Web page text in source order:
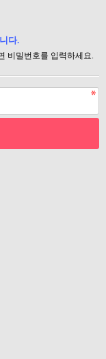
다.
비밀번호를 입력하세요.